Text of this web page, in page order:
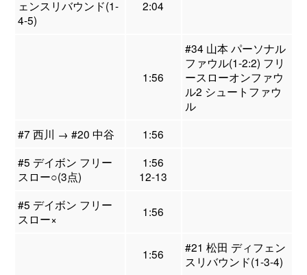
ェンスリバウンド(1-
4-5)
2:04
1:56
#34 山本 パーソナル
ファウル(1-2:2) フリ
ースローオンファウ
ル2 シュートファウ
ル
#7 西川 → #20 中谷
1:56
#5 デイボン フリー
スロー○(3点)
1:56
12-13
#5 デイボン フリー
スロー×
1:56
1:56
#21 松田 ディフェン
スリバウンド(1-3-4)